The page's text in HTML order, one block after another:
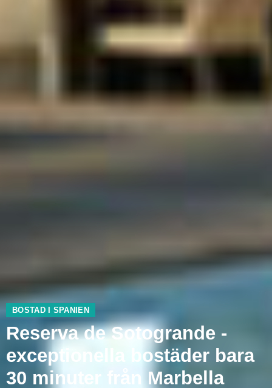
BOSTAD I SPANIEN
Reserva de Sotogrande -
exceptionella bostäder bara
30 minuter från Marbella